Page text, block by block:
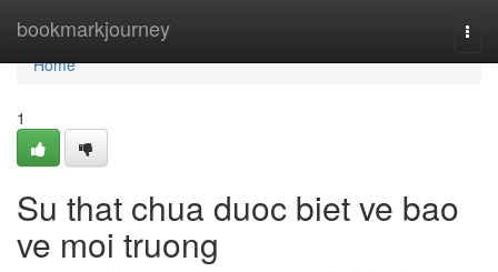
bookmarkjourney
Home
Home
1
Su that chua duoc biet ve bao
ve moi truong